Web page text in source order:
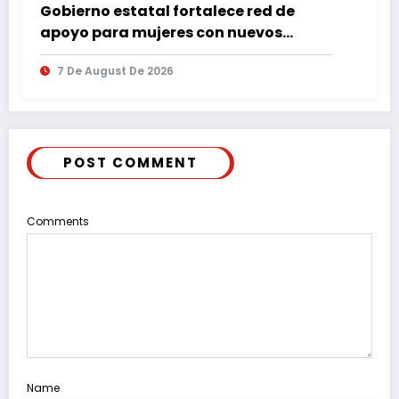
Gobierno estatal fortalece red de
apoyo para mujeres con nuevos
espacios de atención en Puebla
7 De August De 2026
POST COMMENT
Comments
Name